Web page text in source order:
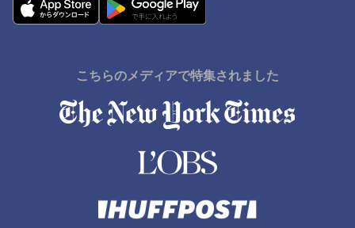
こちらのメディアで特集されました